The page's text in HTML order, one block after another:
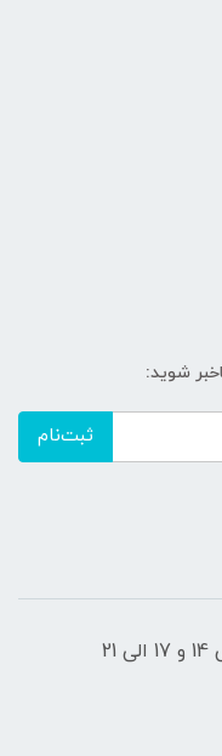
شوید:
ثبت‌نام
شنبه تا پنج شنبه از ساعت 9 صبح الی 14 و 17 الی 21